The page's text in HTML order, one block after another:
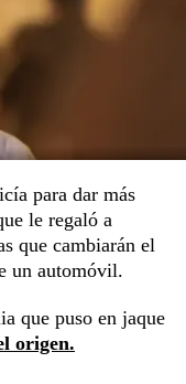
para dar más
le regaló a
que cambiarán el
un automóvil.
que puso en jaque
origen.